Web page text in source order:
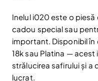
Inelul i020 este o
cadou special sau
important. Disponibil
18k sau Platina —
strălucirea safirului și
lucrat.